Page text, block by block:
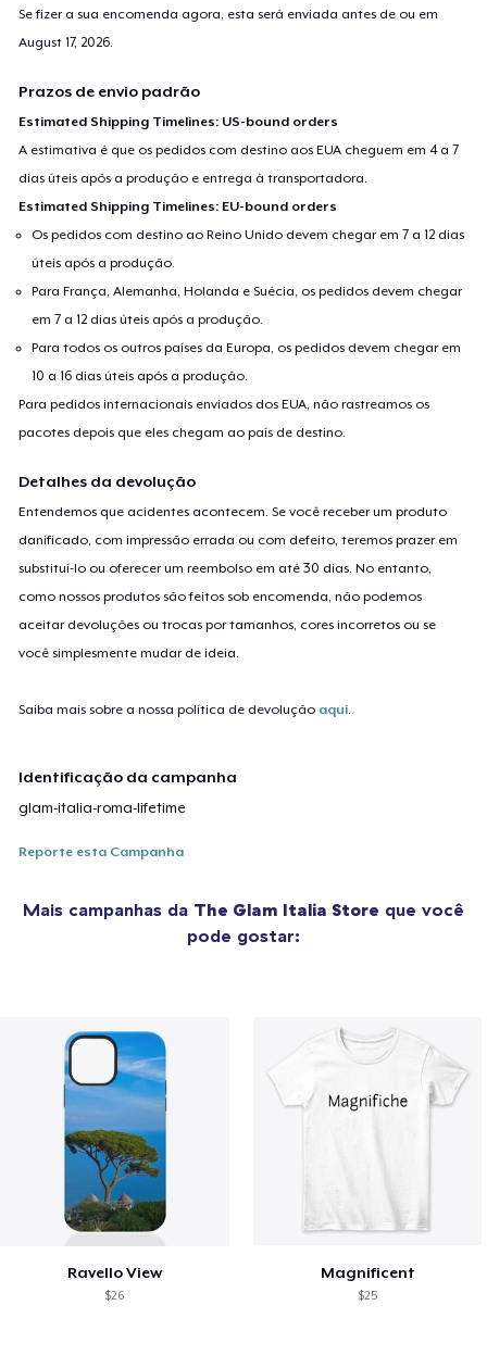
Se fizer a sua encomenda agora, esta será enviada antes de ou em
August 17, 2026.
Prazos de envio padrão
Estimated Shipping Timelines: US-bound orders
A estimativa é que os pedidos com destino aos EUA cheguem em 4 a 7
dias úteis após a produção e entrega à transportadora.
Estimated Shipping Timelines: EU-bound orders
Os pedidos com destino ao Reino Unido devem chegar em 7 a 12 dias
úteis após a produção.
Para França, Alemanha, Holanda e Suécia, os pedidos devem chegar
em 7 a 12 dias úteis após a produção.
Para todos os outros países da Europa, os pedidos devem chegar em
10 a 16 dias úteis após a produção.
Para pedidos internacionais enviados dos EUA, não rastreamos os
pacotes depois que eles chegam ao país de destino.
Detalhes da devolução
Entendemos que acidentes acontecem. Se você receber um produto
danificado, com impressão errada ou com defeito, teremos prazer em
substituí-lo ou oferecer um reembolso em até 30 dias. No entanto,
como nossos produtos são feitos sob encomenda, não podemos
aceitar devoluções ou trocas por tamanhos, cores incorretos ou se
você simplesmente mudar de ideia.
Saiba mais sobre a nossa política de devolução aqui.
Identificação da campanha
glam-italia-roma-lifetime
Reporte esta Campanha
Mais campanhas da The Glam Italia Store que você
pode gostar:
Ravello View
$26
Magnificent
$25